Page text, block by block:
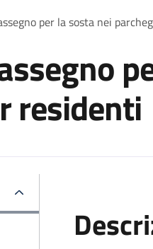
per la sosta nei
residenti